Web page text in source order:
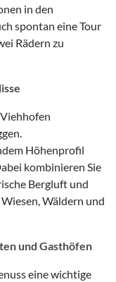
in den
spontan eine Tour
Rädern zu
Höhenprofil
kombinieren Sie
Bergluft und
Wäldern und
und Gasthöfen
eine wichtige